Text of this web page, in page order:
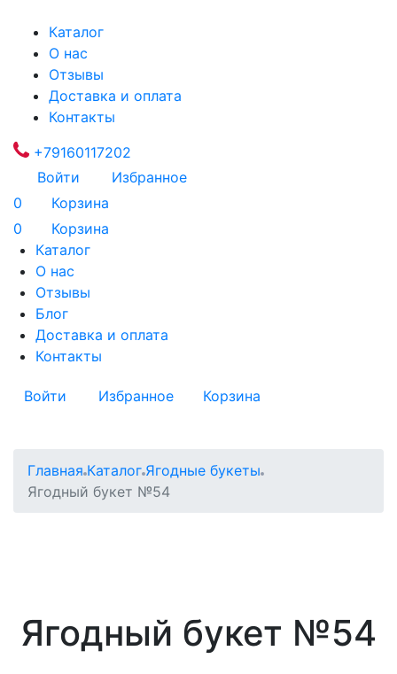
Каталог
О нас
Отзывы
Доставка и оплата
Контакты
+79160117202
Войти
Избранное
0
Корзина
0
Корзина
Каталог
О нас
Отзывы
Блог
Доставка и оплата
Контакты
Войти Избранное Корзина
Главная Каталог Ягодные букеты
Ягодный букет №54
Ягодный букет №54